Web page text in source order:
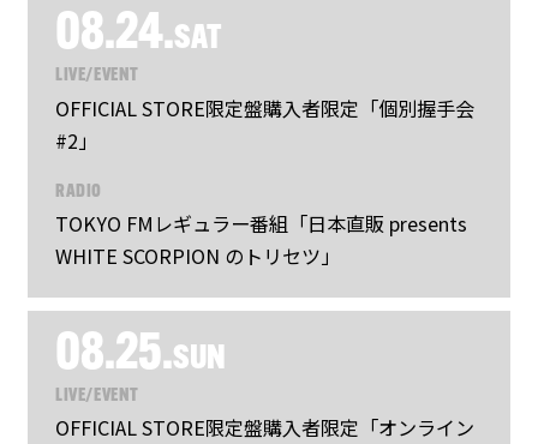
08.24.SAT
LIVE/EVENT
OFFICIAL STORE限定盤購入者限定「個別握手会
#2」
RADIO
TOKYO FMレギュラー番組「日本直販 presents
WHITE SCORPION のトリセツ」
08.25.SUN
LIVE/EVENT
OFFICIAL STORE限定盤購入者限定「オンライン